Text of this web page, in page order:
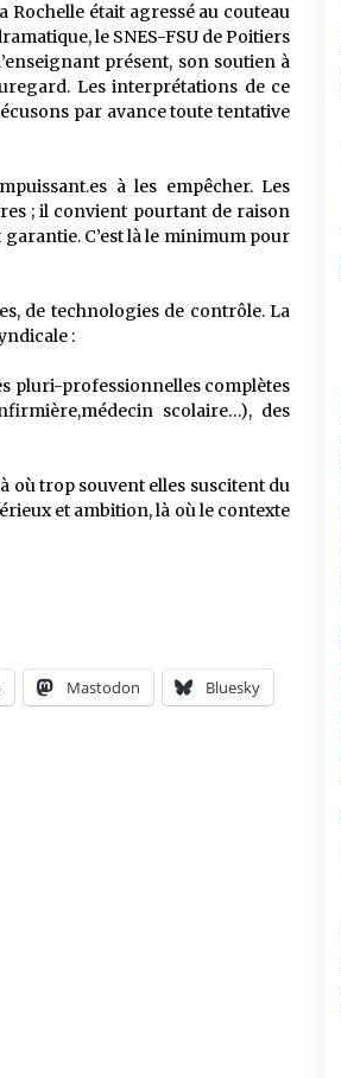
Rochelle était agressé au couteau
le SNES-FSU de Poitiers
présent, son soutien à
Les interprétations de ce
par avance toute tentative
à les empêcher. Les
; il convient pourtant de raison
garantie. C’est là le minimum pour
de technologies de contrôle. La
:
pluri-professionnelles complètes
scolaire…), des
où trop souvent elles suscitent du
et ambition, là où le contexte
Mastodon Bluesky